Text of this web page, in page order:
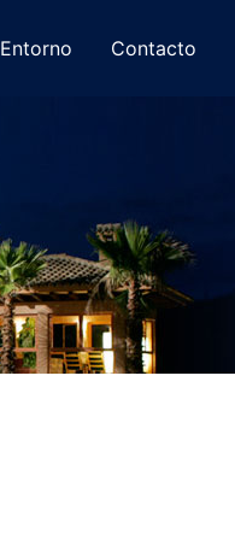
Entorno Contacto